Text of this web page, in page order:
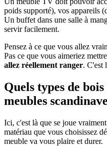
poids supporté), vos appareils
Un buffet dans une salle à
servir facilement.
Pensez à ce que vous allez
Pas ce que vous aimeriez
allez réellement ranger. C'est
Quels types de
meubles
Ici, c'est là que se joue
matériau que vous choisissez
meuble va vous plaire et durer.